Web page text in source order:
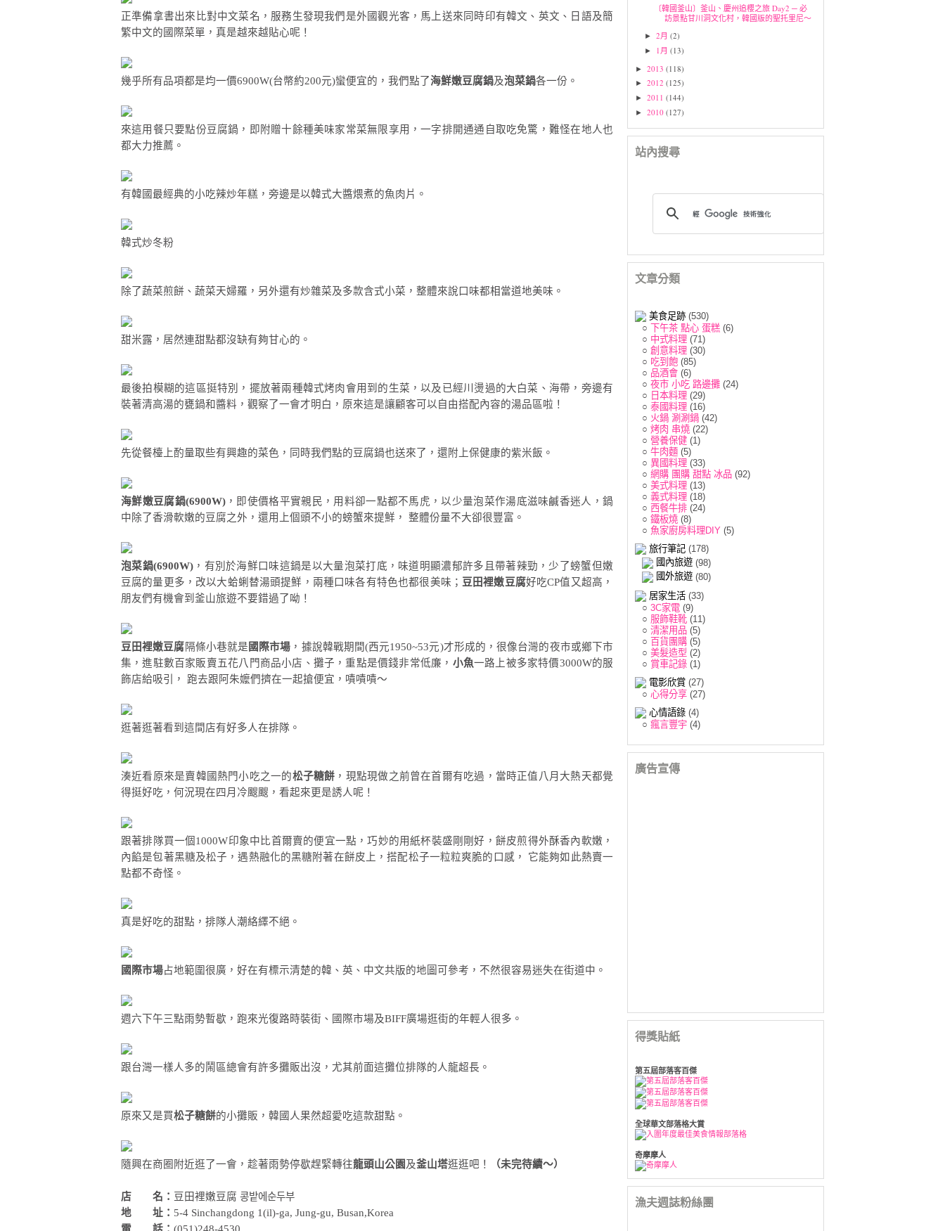
正準備拿書出來比對中文菜名，服務生發現我們是外國觀光客，馬上送來同時印有韓文、英文、日語及簡
繁中文的國際菜單，真是越來越貼心呢！
幾乎所有品項都是均一價6900W(台幣約200元)蠻便宜的，我們點了海鮮嫩豆腐鍋及泡菜鍋各一份。
來這用餐只要點份豆腐鍋，即附贈十餘種美味家常菜無限享用，一字排開通通自取吃免驚，難怪在地人也
都大力推薦。
有韓國最經典的小吃辣炒年糕，旁邊是以韓式大醬煨煮的魚肉片。
韓式炒冬粉
除了蔬菜煎餅、蔬菜天婦羅，另外還有炒雜菜及多款含式小菜，整體來說口味都相當道地美味。
甜米露，居然連甜點都沒缺有夠甘心的。
最後拍模糊的這區挺特別，擺放著兩種韓式烤肉會用到的生菜，以及已經川燙過的大白菜、海帶，旁邊有
裝著清高湯的甕鍋和醬料，觀察了一會才明白，原來這是讓顧客可以自由搭配內容的湯品區啦！
先從餐檯上酌量取些有興趣的菜色，同時我們點的豆腐鍋也送來了，還附上保健康的紫米飯。
海鮮嫩豆腐鍋(6900W)，即使價格平實親民，用料卻一點都不馬虎，以少量泡菜作湯底滋味鹹香迷人，鍋
中除了香滑軟嫩的豆腐之外，還用上個頭不小的螃蟹來提鮮， 整體份量不大卻很豐富。
泡菜鍋(6900W)，有別於海鮮口味這鍋是以大量泡菜打底，味道明顯濃郁許多且帶著辣勁，少了螃蟹但嫩
豆腐的量更多，改以大蛤蜊替湯頭提鮮，兩種口味各有特色也都很美味； 豆田裡嫩豆腐好吃CP值又超高，
朋友們有機會到釜山旅遊不要錯過了呦！
豆田裡嫩豆腐隔條小巷就是 國際市場 ，據說韓戰期間(西元1950~53元)才形成的，很像台灣的夜市或鄉下市
集，進駐數百家販賣五花八門商品小店、攤子，重點是價錢非常低廉， 小魚一路上被多家特價3000W的服
飾店給吸引， 跑去跟阿朱嬤們擠在一起搶便宜，嘖嘖嘖～
逛著逛著看到這間店有好多人在排隊。
湊近看原來是賣韓國熱門小吃之一的松子糖餅 ，現點現做之前曾在首爾有吃過，當時正值八月大熱天都覺
得挺好吃，何況現在四月冷颼颼，看起來更是誘人呢！
跟著排隊買一個1000W印象中比首爾賣的便宜一點，巧妙的用紙杯裝盛剛剛好，餅皮煎得外酥香內軟嫩，
內餡是包著黑糖及松子，遇熱融化的黑糖附著在餅皮上，搭配松子一粒粒爽脆的口感， 它能夠如此熱賣一
點都不奇怪。
真是好吃的甜點，排隊人潮絡繹不絕。
國際市場占地範圍很廣，好在有標示清楚的韓、英、中文共版的地圖可參考，不然很容易迷失在街道中。
週六下午三點雨勢暫歇，跑來光復路時裝街、國際市場及BIFF廣場逛街的年輕人很多。
跟台灣一樣人多的鬧區總會有許多攤販出沒，尤其前面這攤位排隊的人龍超長。
原來又是買松子糖餅的小攤販，韓國人果然超愛吃這款甜點。
隨興在商圈附近逛了一會，趁著雨勢停歇趕緊轉往龍頭山公園 及釜山塔逛逛吧！ （未完待續～）
店 名： 豆田裡嫩豆腐 콩밭에순두부
地 址： 5-4 Sinchangdong 1(il)-ga, Jung-gu, Busan,Korea
電 話： (051)248-4530
〔韓國釜山〕釜山、慶州追櫻之旅 Day2 ─ 必
訪景點甘川洞文化村，韓國版的聖托里尼～
►2月(2)
► 1月(13)
► 2013 (118)
► 2012 (125)
► 2011 (144)
► 2010 (127)
站內搜尋
文章分類
美食足跡 (530)
○ 下午茶 點心 蛋糕 (6)
○ 中式料理 (71)
○ 創意料理 (30)
○ 吃到飽 (85)
○ 品酒會 (6)
○ 夜市 小吃 路邊攤 (24)
○ 日本料理 (29)
○ 泰國料理 (16)
○ 火鍋 涮涮鍋 (42)
○ 烤肉 串燒 (22)
○ 營養保健 (1)
○ 牛肉麵 (5)
○ 異國料理 (33)
○ 網購 團購 甜點 冰品 (92)
○ 美式料理 (13)
○ 義式料理 (18)
○ 西餐牛排 (24)
○ 鐵板燒 (8)
○ 魚家廚房料理DIY (5)
旅行筆記 (178)
國內旅遊 (98)
國外旅遊 (80)
居家生活 (33)
○ 3C家電 (9)
○ 服飾鞋靴 (11)
○ 清潔用品 (5)
○ 百貨團購 (5)
○ 美髮造型 (2)
○ 賞車記錄 (1)
電影欣賞 (27)
○ 心得分享 (27)
心情語錄 (4)
○ 瘋言豐宇 (4)
廣告宣傳
得獎貼紙
第五屆部落客百傑
全球華文部落格大賞
奇摩摩人
漁夫週誌粉絲團